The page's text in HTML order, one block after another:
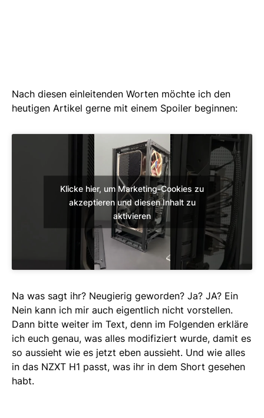
Nach diesen einleitenden Worten möchte ich den
heutigen Artikel gerne mit einem Spoiler beginnen:
Klicke hier, um Marketing-Cookies zu
akzeptieren und diesen Inhalt zu
aktivieren
Na was sagt ihr? Neugierig geworden? Ja? JA? Ein
Nein kann ich mir auch eigentlich nicht vorstellen.
Dann bitte weiter im Text, denn im Folgenden erkläre
ich euch genau, was alles modifiziert wurde, damit es
so aussieht wie es jetzt eben aussieht. Und wie alles
in das NZXT H1 passt, was ihr in dem Short gesehen
habt.